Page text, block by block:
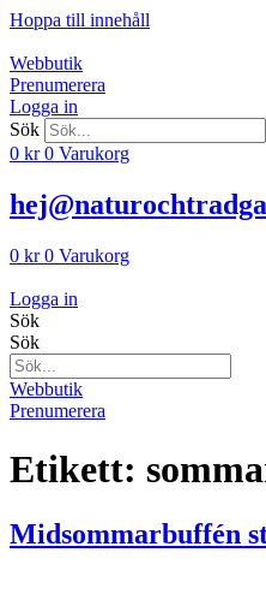
Hoppa till innehåll
Webbutik
Prenumerera
Logga in
Sök
0 kr 0 Varukorg
0 kr 0 Varukorg
Logga in
Sök
Sök
Webbutik
Prenumerera
Etikett:
Midsommarbuffén